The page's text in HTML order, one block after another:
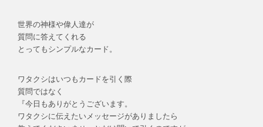
世界の神様や偉人達が
質問に答えてくれる
とってもシンプルなカード。
ワタクシはいつもカードを引く際
質問ではなく
『今日もありがとうございます。
ワタクシに伝えたいメッセージがありましたら